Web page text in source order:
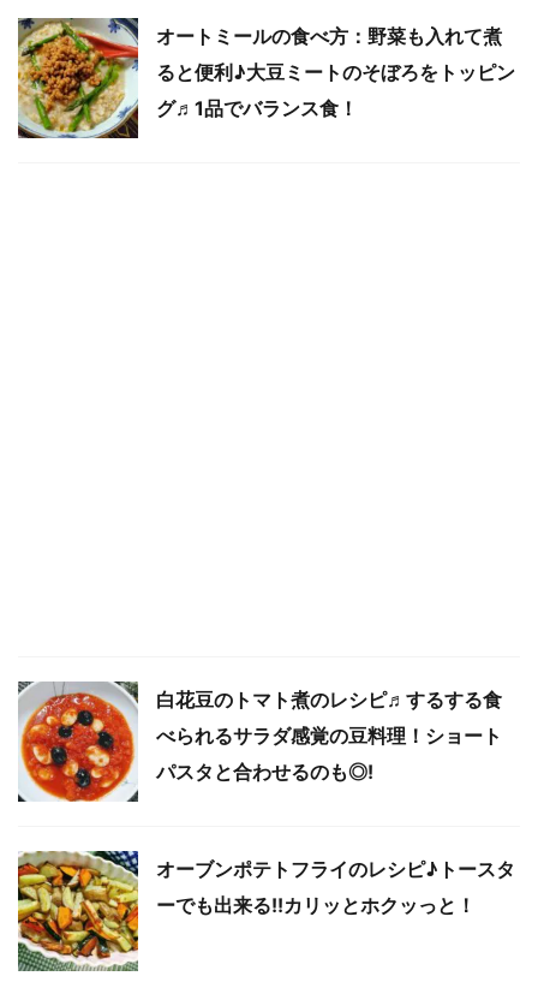
オートミールの食べ方：野菜も入れて煮
ると便利♪大豆ミートのそぼろをトッピン
グ♬1品でバランス食！
白花豆のトマト煮のレシピ♬するする食
べられるサラダ感覚の豆料理！ショート
パスタと合わせるのも◎!
オーブンポテトフライのレシピ♪トースタ
ーでも出来る!!カリッとホクッっと！